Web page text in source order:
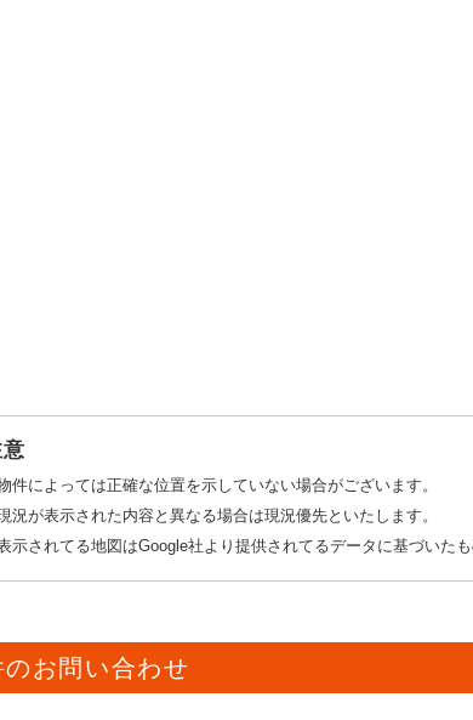
件によっては正確な位置を示していない場合がございます。
況が表示された内容と異なる場合は現況優先といたします。
示されてる地図はGoogle社より提供されてるデータに基づいた
のお問い合わせ